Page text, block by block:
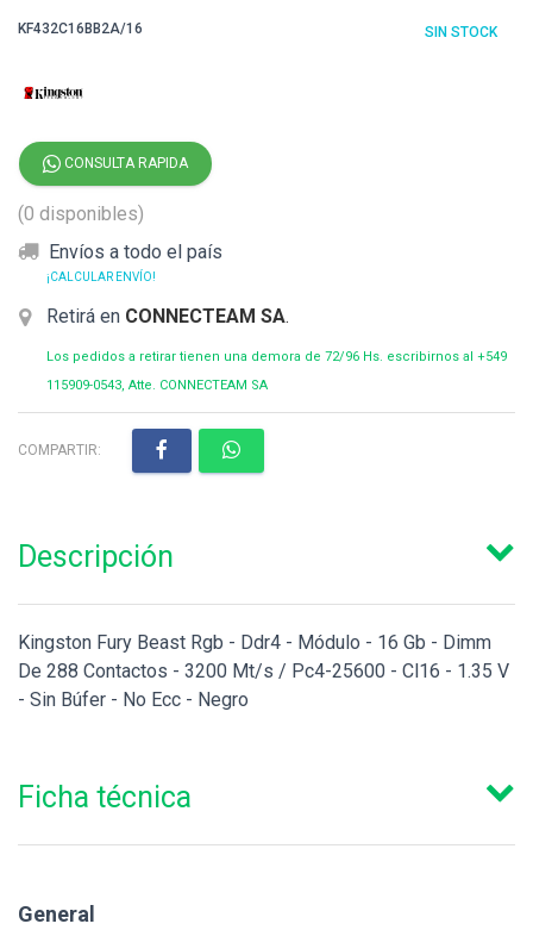
KF432C16BB2A/16 SIN STOCK
CONSULTA RAPIDA
(0 disponibles)
Envíos a todo el país
¡CALCULAR ENVÍO!
Retirá en CONNECTEAM SA.
Los pedidos a retirar tienen una demora de 72/96 Hs. escribirnos al +549
115909-0543, Atte. CONNECTEAM SA
COMPARTIR:
Descripción
Kingston Fury Beast Rgb - Ddr4 - Módulo - 16 Gb - Dimm
De 288 Contactos - 3200 Mt/s / Pc4-25600 - Cl16 - 1.35 V
- Sin Búfer - No Ecc - Negro
Ficha técnica
General